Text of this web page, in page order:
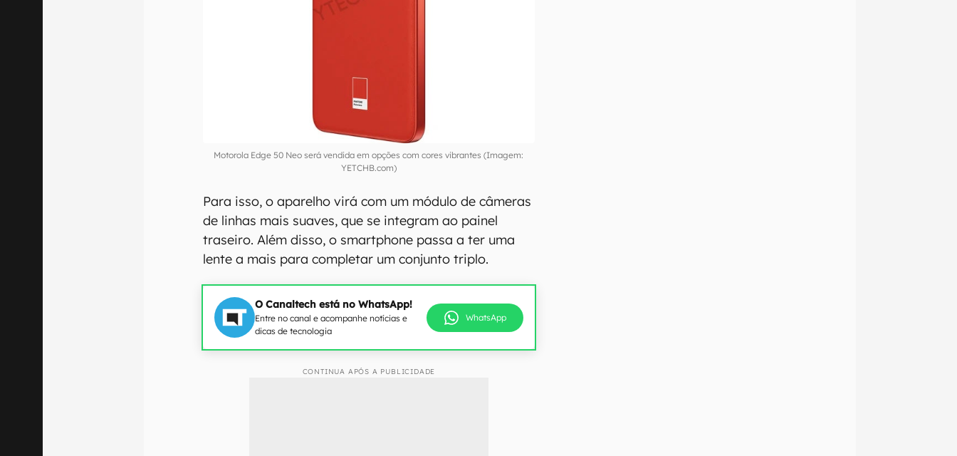
Motorola Edge 50 Neo será vendida em opções com cores vibrantes (Imagem:
YETCHB.com)
Para isso, o aparelho virá com um módulo de câmeras
de linhas mais suaves, que se integram ao painel
traseiro. Além disso, o smartphone passa a ter uma
lente a mais para completar um conjunto triplo.
O Canaltech está no WhatsApp!
Entre no canal e acompanhe notícias e
dicas de tecnologia
WhatsApp
CONTINUA APÓS A PUBLICIDADE